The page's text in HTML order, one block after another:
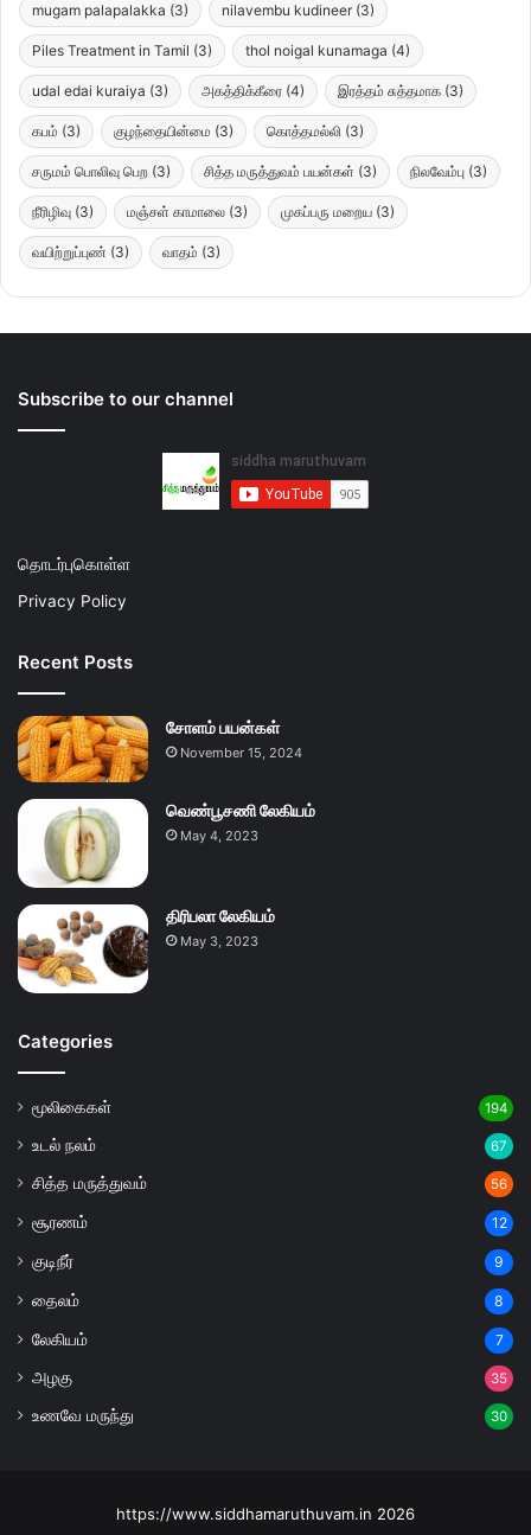
mugam palapalakka (3) nilavembu kudineer (3)
Piles Treatment in Tamil (3) thol noigal kunamaga (4)
udal edai kuraiya (3) அகத்திக்கீரை (4) இரத்தம் சுத்தமாக (3)
கபம் (3) குழந்தையின்மை (3) கொத்தமல்லி (3)
சருமம் பொலிவு பெற (3) சித்த மருத்துவம் பயன்கள் (3) நிலவேம்பு (3)
நீரிழிவு (3) மஞ்சள் காமாலை (3) முகப்பரு மறைய (3)
வயிற்றுப்புண் (3) வாதம் (3)
Subscribe to our channel
தொடர்புகொள்ள
Privacy Policy
Recent Posts
சோளம் பயன்கள்
November 15, 2024
வெண்பூசணி லேகியம்
May 4, 2023
திரிபலா லேகியம்
May 3, 2023
Categories
மூலிகைகள் 194
உடல் நலம் 67
சித்த மருத்துவம் 56
சூரணம் 12
குடிநீர் 9
தைலம் 8
லேகியம் 7
அழகு 35
உணவே மருந்து 30
https://www.siddhamaruthuvam.in 2026